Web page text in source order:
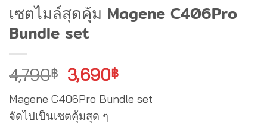
เซตไมล์สุดคุ้ม Magene C406Pro
Bundle set
4,790฿ Original
price
was:
4,790฿.
3,690฿Current
price
is:
Magene C406Pro Bundle set
จัดไปเป็นเซตคุ้มสุด ๆ